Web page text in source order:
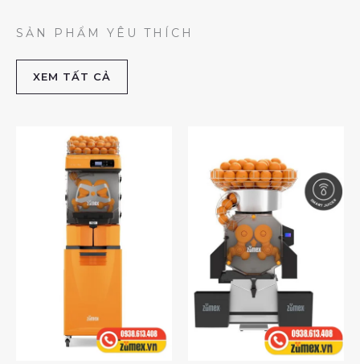
SẢN PHẨM YÊU THÍCH
XEM TẤT CẢ